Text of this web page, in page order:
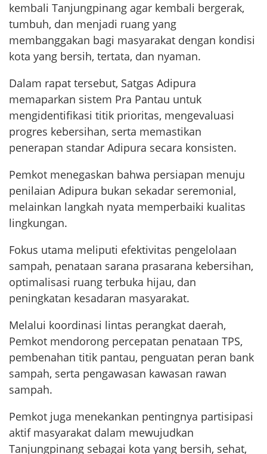
kembali Tanjungpinang agar kembali bergerak,
tumbuh, dan menjadi ruang yang
membanggakan bagi masyarakat dengan kondisi
kota yang bersih, tertata, dan nyaman.
Dalam rapat tersebut, Satgas Adipura
memaparkan sistem Pra Pantau untuk
mengidentifikasi titik prioritas, mengevaluasi
progres kebersihan, serta memastikan
penerapan standar Adipura secara konsisten.
Pemkot menegaskan bahwa persiapan menuju
penilaian Adipura bukan sekadar seremonial,
melainkan langkah nyata memperbaiki kualitas
lingkungan.
Fokus utama meliputi efektivitas pengelolaan
sampah, penataan sarana prasarana kebersihan,
optimalisasi ruang terbuka hijau, dan
peningkatan kesadaran masyarakat.
Melalui koordinasi lintas perangkat daerah,
Pemkot mendorong percepatan penataan TPS,
pembenahan titik pantau, penguatan peran bank
sampah, serta pengawasan kawasan rawan
sampah.
Pemkot juga menekankan pentingnya partisipasi
aktif masyarakat dalam mewujudkan
Tanjungpinang sebagai kota yang bersih, sehat,